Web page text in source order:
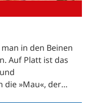
in den Beinen
Auf Platt ist das
die »Mau«, der
genannte…